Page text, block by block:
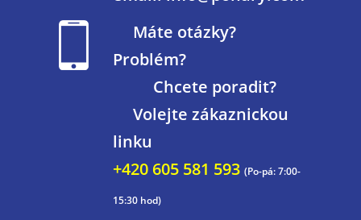
Máte otázky?
Problém?
Chcete poradit?
Volejte zákaznickou
linku
+420 605 581 593 (Po-pá: 7:00-
15:30 hod)